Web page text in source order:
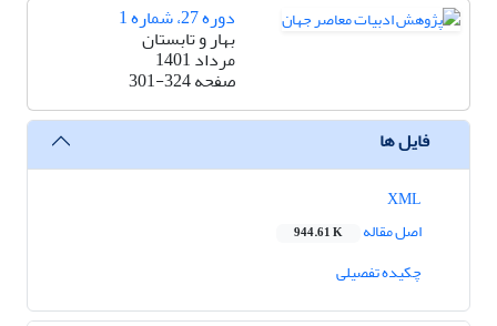
دوره 27، شماره 1
بهار و تابستان
مرداد 1401
صفحه301-324
فایل ها
اصل مقاله
944.61 K
چکیده تفصیلی